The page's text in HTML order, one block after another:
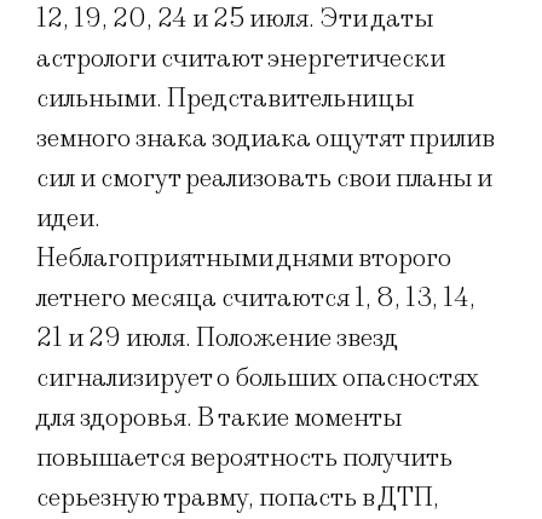
12, 19, 20, 24 и 25 июля. Эти даты
астрологи считают энергетически
сильными. Представительницы
земного знака зодиака ощутят прилив
сил и смогут реализовать свои планы и
идеи.
Неблагоприятными днями второго
летнего месяца считаются 1, 8, 13, 14,
21 и 29 июля. Положение звезд
сигнализирует о больших опасностях
для здоровья. В такие моменты
повышается вероятность получить
серьезную травму, попасть в ДТП,